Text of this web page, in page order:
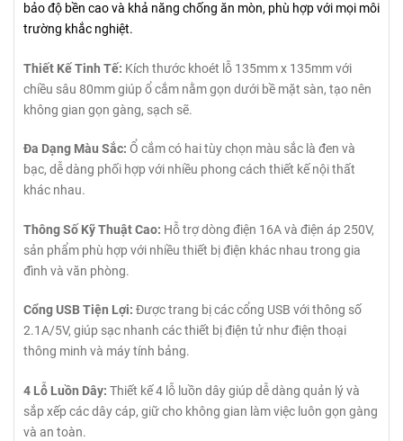
bảo độ bền cao và khả năng chống ăn mòn, phù hợp với mọi môi
trường khắc nghiệt.
Thiết Kế Tinh Tế: Kích thước khoét lỗ 135mm x 135mm với
chiều sâu 80mm giúp ổ cắm nằm gọn dưới bề mặt sàn, tạo nên
không gian gọn gàng, sạch sẽ.
Đa Dạng Màu Sắc: Ổ cắm có hai tùy chọn màu sắc là đen và
bạc, dễ dàng phối hợp với nhiều phong cách thiết kế nội thất
khác nhau.
Thông Số Kỹ Thuật Cao: Hỗ trợ dòng điện 16A và điện áp 250V,
sản phẩm phù hợp với nhiều thiết bị điện khác nhau trong gia
đình và văn phòng.
Cổng USB Tiện Lợi: Được trang bị các cổng USB với thông số
2.1A/5V, giúp sạc nhanh các thiết bị điện tử như điện thoại
thông minh và máy tính bảng.
4 Lỗ Luồn Dây: Thiết kế 4 lỗ luồn dây giúp dễ dàng quản lý và
sắp xếp các dây cáp, giữ cho không gian làm việc luôn gọn gàng
và an toàn.